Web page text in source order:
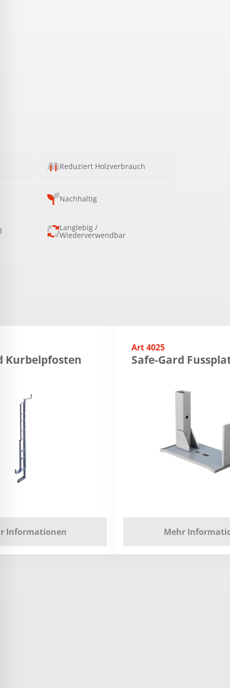
Reduziert Holzverbrauch
Nachhaltig
Langlebig /
Wiederverwendbar
Kurbelpfosten
Informationen
Art 4025
Safe-Gard
Mehr